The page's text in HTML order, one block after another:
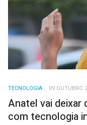
TECNOLOGIA 09 OUTUBRO
Anatel vai
com tecnologia